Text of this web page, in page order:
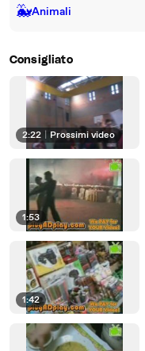
🐳Animali
Consigliato
2:22 Prossimi video
1:53
1:42